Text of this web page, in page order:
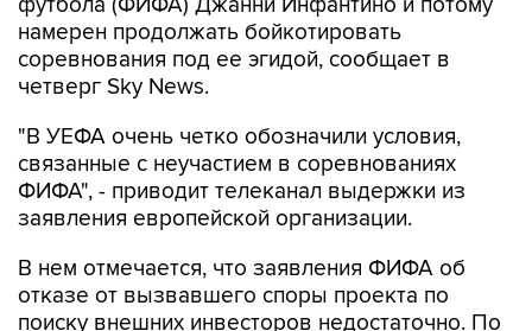
футбола (ФИФА) Джанни Инфантино и потому
намерен продолжать бойкотировать
соревнования под ее эгидой, сообщает в
четверг Sky News.
"В УЕФА очень четко обозначили условия,
связанные с неучастием в соревнованиях
ФИФА", - приводит телеканал выдержки из
заявления европейской организации.
В нем отмечается, что заявления ФИФА об
отказе от вызвавшего споры проекта по
поиску внешних инвесторов недостаточно. По